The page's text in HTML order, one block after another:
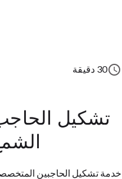
schedule30 دقيقة
تشكيل
خدمة تشكيل الحاجبين